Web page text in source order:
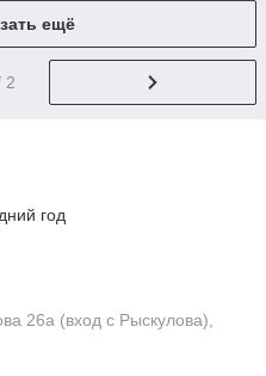
ещё
2
год
26а (вход с Рыскулова),